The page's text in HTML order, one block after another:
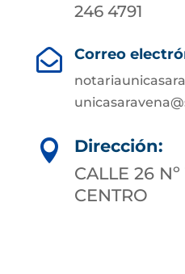
246 4791
 Correo

Dirección:
CALLE 26
CENTRO